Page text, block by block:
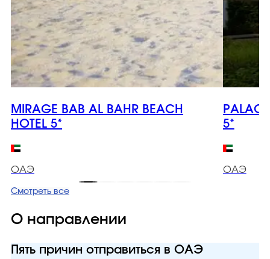
MIRAGE BAB AL BAHR BEACH
HOTEL 5*
ОАЭ
5*
ОАЭ
Смотреть все
О направлении
Пять причин отправиться в ОАЭ